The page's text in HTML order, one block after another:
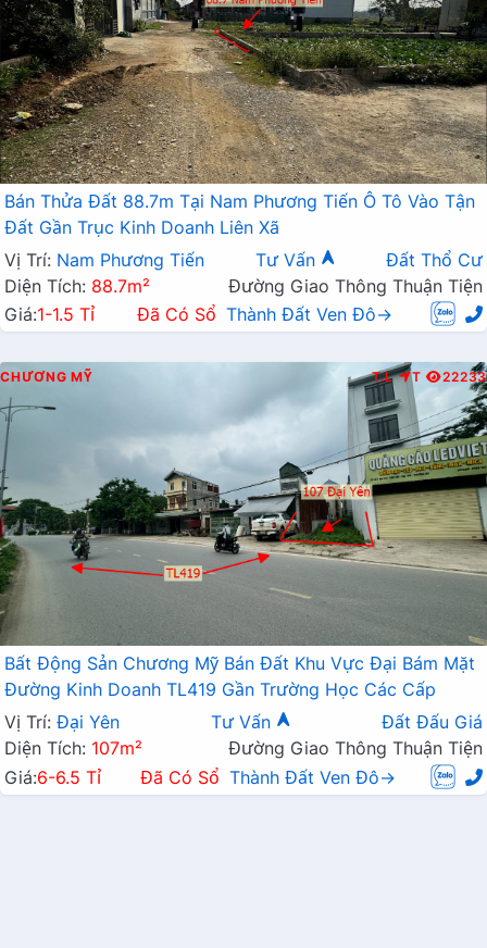
Bán Thửa Đất 88.7m Tại Nam Phương Tiến Ô Tô Vào Tận
Đất Gần Trục Kinh Doanh Liên Xã
Vị Trí: Nam Phương Tiến Tư Vấn
Đất Thổ Cư
Diện Tích: 88.7m²
Đường Giao Thông Thuận Tiện
Giá:1-1.5 Tỉ Đã Có Sổ Thành Đất Ven Đô→
CHƯƠNG MỸ T.L T 22233
Bất Động Sản Chương Mỹ Bán Đất Khu Vực Đại Bám Mặt
Đường Kinh Doanh TL419 Gần Trường Học Các Cấp
Vị Trí: Đại Yên Tư Vấn
Đất Đấu Giá
Diện Tích: 107m²
Đường Giao Thông Thuận Tiện
Giá:6-6.5 Tỉ Đã Có Sổ Thành Đất Ven Đô→